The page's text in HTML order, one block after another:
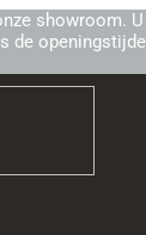
showroom.
de